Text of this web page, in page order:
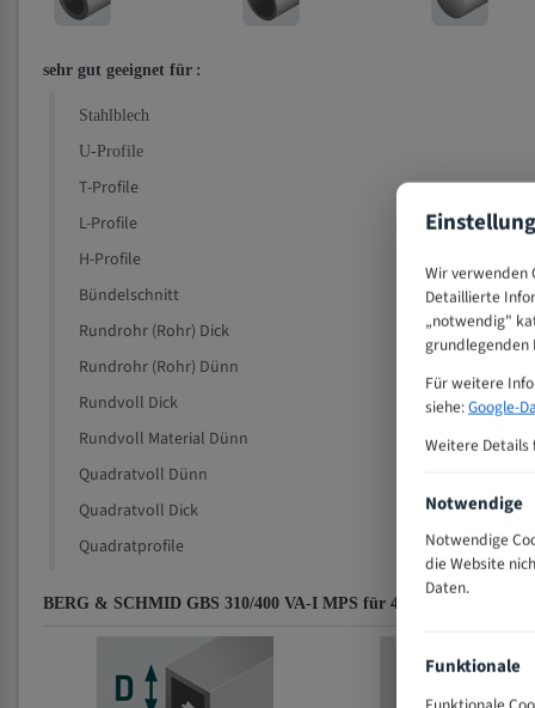
sehr gut geeignet für :
Stahlblech
U-Profile
T-Profile
L-Profile
H-Profile
Bündelschnitt
Rundrohr (Rohr) Dick
Rundrohr (Rohr) Dünn
Rundvoll Dick
Rundvoll Material Dünn
Quadratvoll Dünn
Quadratvoll Dick
Quadratprofile
BERG & SCHMID GBS 310/400 VA-I MPS für 4020 mm Bi-Metall
Wir verwenden
Detaillierte
„notwendig"
grundlegenden
Für weitere
siehe:Google-
Weitere Details
Notwendige
Notwendige
die Website
Daten.
Funktionale